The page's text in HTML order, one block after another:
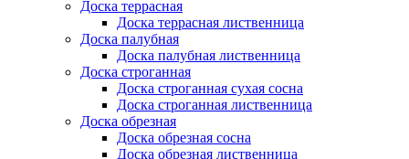
Доска террасная
Доска террасная лиственница
Доска палубная
Доска палубная лиственница
Доска строганная
Доска строганная сухая сосна
Доска строганная лиственница
Доска обрезная
Доска обрезная сосна
Доска обрезная лиственница